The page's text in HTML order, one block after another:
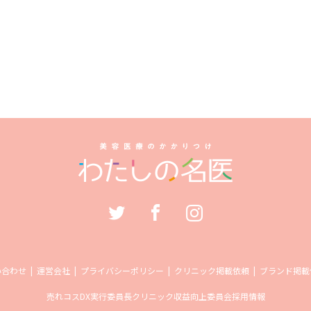
わせ 運営会社 プライバシーポリシー クリニック掲載依頼 ブランド掲
売れコスDX実行委員長クリニック収益向上委員会採用情報